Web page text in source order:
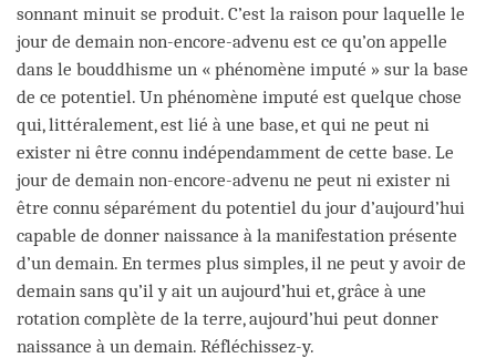
sonnant minuit se produit. C’est la raison pour laquelle le
jour de demain non-encore-advenu est ce qu’on appelle
dans le bouddhisme un « phénomène imputé » sur la base
de ce potentiel. Un phénomène imputé est quelque chose
qui, littéralement, est lié à une base, et qui ne peut ni
exister ni être connu indépendamment de cette base. Le
jour de demain non-encore-advenu ne peut ni exister ni
être connu séparément du potentiel du jour d’aujourd’hui
capable de donner naissance à la manifestation présente
d’un demain. En termes plus simples, il ne peut y avoir de
demain sans qu’il y ait un aujourd’hui et, grâce à une
rotation complète de la terre, aujourd’hui peut donner
naissance à un demain. Réfléchissez-y.